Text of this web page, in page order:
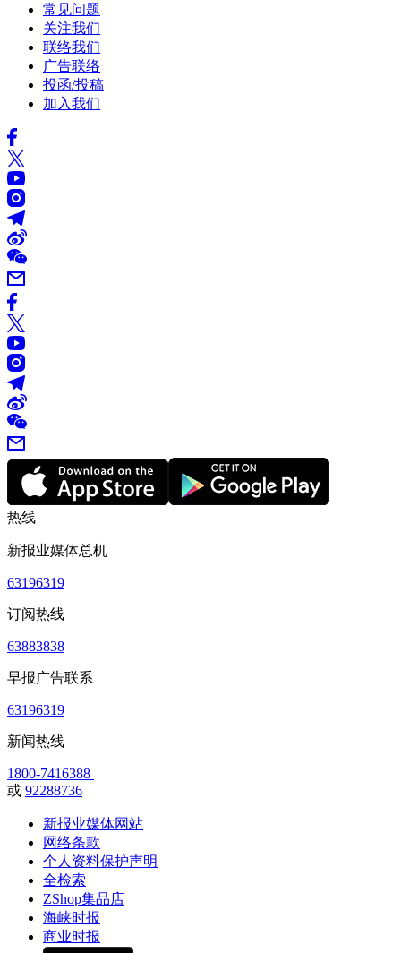
常见问题
关注我们
联络我们
广告联络
投函/投稿
加入我们
热线
新报业媒体总机
63196319
订阅热线
63883838
早报广告联系
63196319
新闻热线
1800-7416388
或 92288736
新报业媒体网站
网络条款
个人资料保护声明
全检索
ZShop集品店
海峡时报
商业时报